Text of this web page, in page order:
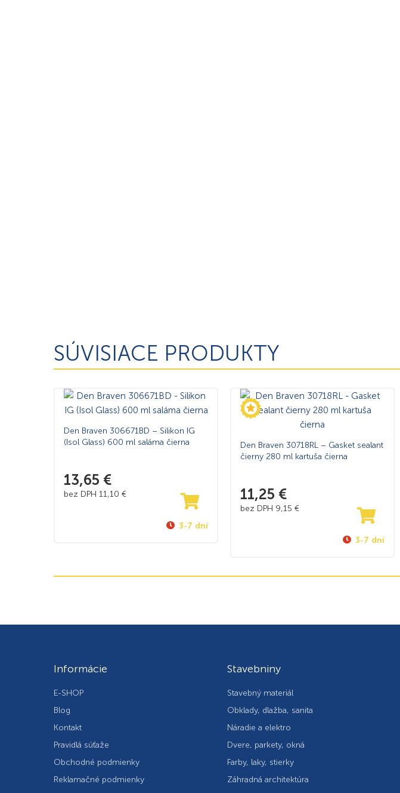
SÚVISIACE PRODUKTY
Den Braven 306671BD – Silikon IG
(Isol Glass) 600 ml saláma čierna
13,65 €
bez DPH 11,10 €
3-7 dní
Den Braven 30718RL – Gasket sealant
čierny 280 ml kartuša čierna
11,25 €
bez DPH 9,15 €
3-7 dní
Informácie
E-SHOP
Blog
Kontakt
Pravidlá súťaže
Obchodné podmienky
Reklamačné podmienky
Stavebniny
Stavebný materiál
Obklady, dlažba, sanita
Náradie a elektro
Dvere, parkety, okná
Farby, laky, stierky
Záhradná architektúra